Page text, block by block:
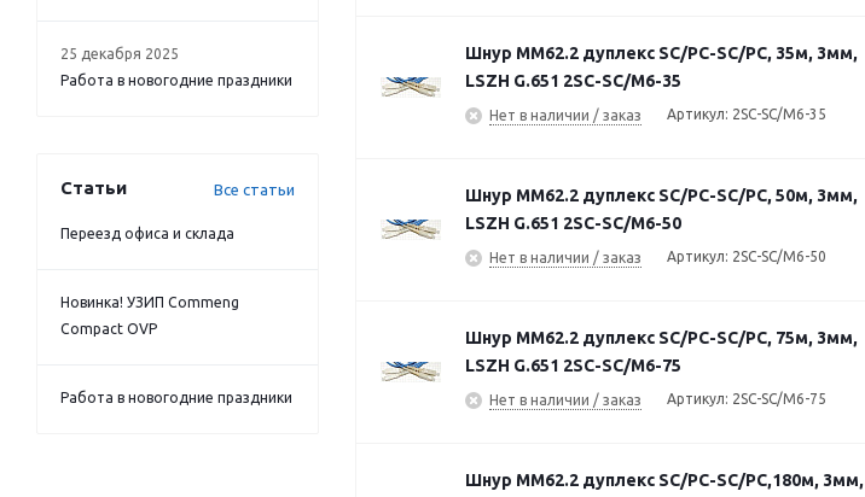
Шнур MM62.2 дуплекс SC/PC-SC/PC, 35м, 3мм,
LSZH G.651 2SC-SC/M6-35
Нет в наличии / заказ Артикул: 2SC-SC/M6-35
Шнур MM62.2 дуплекс SC/PC-SC/PC, 50м, 3мм,
LSZH G.651 2SC-SC/M6-50
Нет в наличии / заказ Артикул: 2SC-SC/M6-50
Шнур MM62.2 дуплекс SC/PC-SC/PC, 75м, 3мм,
LSZH G.651 2SC-SC/M6-75
Нет в наличии / заказ Артикул: 2SC-SC/M6-75
Шнур MM62.2 дуплекс SC/PC-SC/PC,180м, 3мм,
25 декабря 2025
Работа в новогодние праздники
Статьи Все статьи
Переезд офиса и склада
Новинка! УЗИП Commeng
Compact OVP
Работа в новогодние праздники